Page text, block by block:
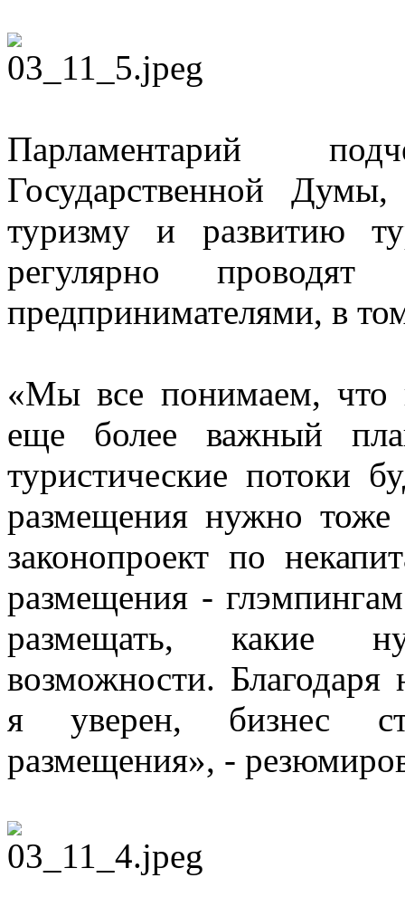
Парламентарий
Государственной
туризму и развитию
регулярно
предпринимателями, в
«Мы все понимаем, что
еще более важный
туристические потоки
размещения нужно тоже
законопроект по
размещения -
размещать, какие
возможности.
я уверен, бизнес
размещения», -